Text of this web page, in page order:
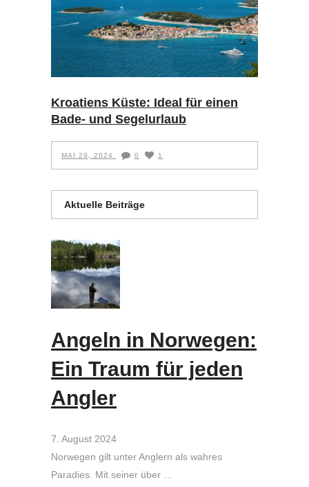
Kroatiens Küste: Ideal für einen
Bade- und Segelurlaub
MAI 29, 2024 0 1
Aktuelle Beiträge
Angeln in Norwegen:
Ein Traum für jeden
Angler
7. August 2024
Norwegen gilt unter Anglern als wahres
Paradies. Mit seiner über …